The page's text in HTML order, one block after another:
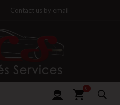
Contact us by email
0